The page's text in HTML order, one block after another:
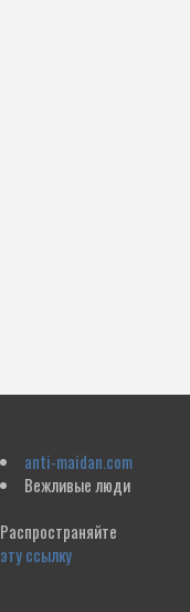
anti-maidan.com
Вежливые люди
Распространяйте
эту ссылку